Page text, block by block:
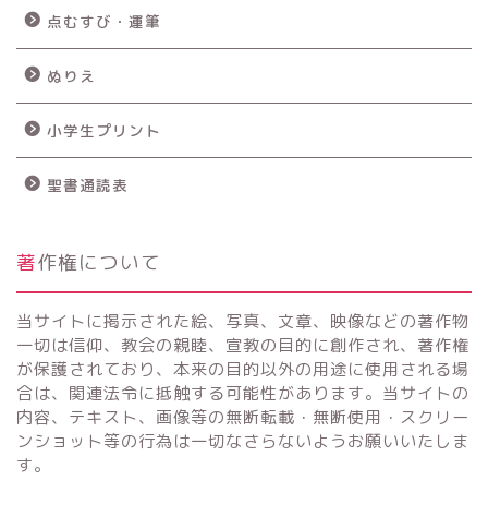
点むすび・運筆
ぬりえ
小学生プリント
聖書通読表
著作権について
当サイトに掲示された絵、写真、文章、映像などの著作物
一切は信仰、教会の親睦、宣教の目的に創作され、著作権
が保護されており、本来の目的以外の用途に使用される場
合は、関連法令に抵触する可能性があります。当サイトの
内容、テキスト、画像等の無断転載・無断使用・スクリー
ンショット等の行為は一切なさらないようお願いいたしま
す。